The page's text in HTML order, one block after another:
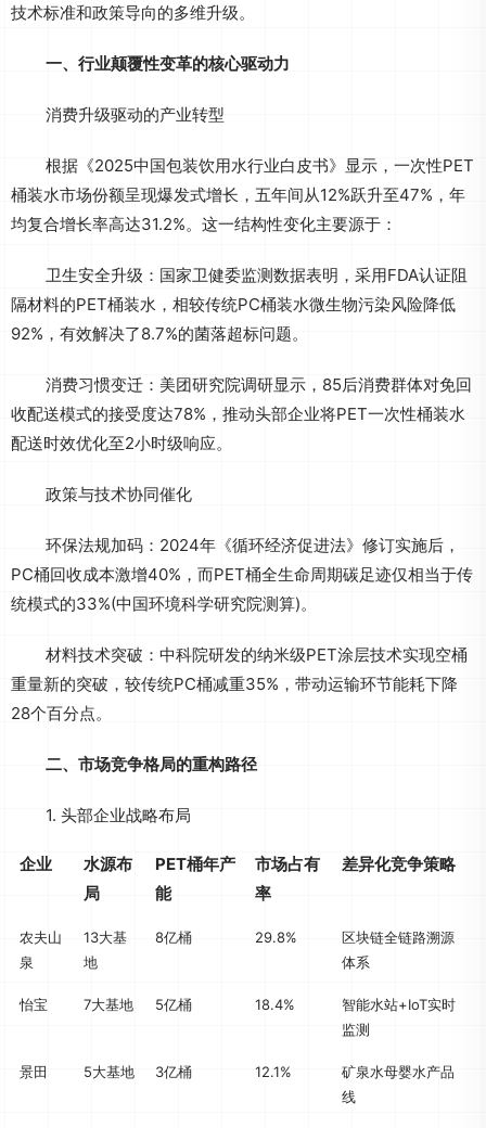
技术标准和政策导向的多维升级。
一、行业颠覆性变革的核心驱动力
消费升级驱动的产业转型
根据《2025中国包装饮用水行业白皮书》显示，一次性PET
桶装水市场份额呈现爆发式增长，五年间从12%跃升至47%，年
均复合增长率高达31.2%。这一结构性变化主要源于：
卫生安全升级：国家卫健委监测数据表明，采用FDA认证阻
隔材料的PET桶装水，相较传统PC桶装水微生物污染风险降低
92%，有效解决了8.7%的菌落超标问题。
消费习惯变迁：美团研究院调研显示，85后消费群体对免回
收配送模式的接受度达78%，推动头部企业将PET一次性桶装水
配送时效优化至2小时级响应。
政策与技术协同催化
环保法规加码：2024年《循环经济促进法》修订实施后，
PC桶回收成本激增40%，而PET桶全生命周期碳足迹仅相当于传
统模式的33%(中国环境科学研究院测算)。
材料技术突破：中科院研发的纳米级PET涂层技术实现空桶
重量新的突破，较传统PC桶减重35%，带动运输环节能耗下降
28个百分点。
二、市场竞争格局的重构路径
1. 头部企业战略布局
企业
水源布
局
PET桶年产
能
市场占有
率
差异化竞争策略
农夫山
泉
13大基
地
8亿桶 29.8%
区块链全链路溯源
体系
怡宝 7大基地 5亿桶 18.4%
智能水站+IoT实时
监测
景田 5大基地 3亿桶 12.1%
矿泉水母婴水产品
线